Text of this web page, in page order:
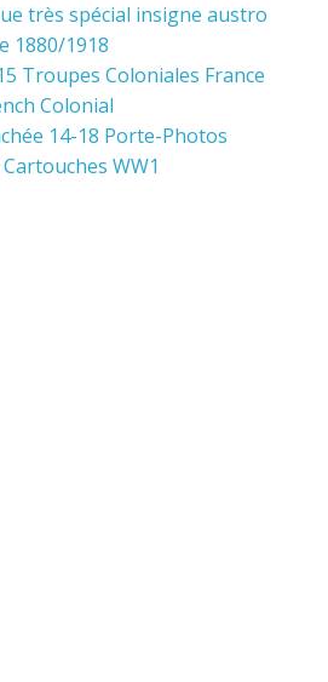
très spécial insigne austro
1880/1918
Troupes Coloniales France
Colonial
14-18 Porte-Photos
WW1